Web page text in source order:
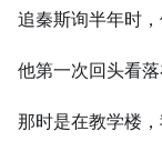
追秦斯询半年时，
他第一次回头看落
那时是在教学楼，